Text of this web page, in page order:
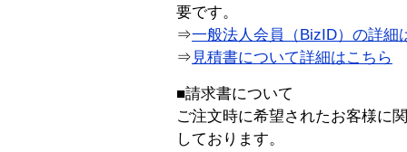
要です。
⇒一般法人会員（BizID）の詳細
⇒ 見積書について詳細はこちら
■請求書について
ご注文時に希望されたお客様に
しております。